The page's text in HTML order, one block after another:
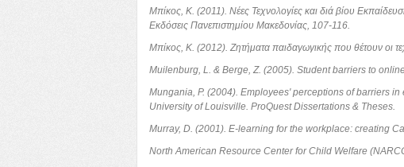
Μπίκος, Κ. (2011). Νέες Τεχνολογίες και διά βίου
Εκδόσεις Πανεπιστημίου Μακεδονίας, 107-116.
Μπίκος, Κ. (2012). Ζητήματα παιδαγωγικής που θέτουν οι
Muilenburg, L. & Berge, Z. (2005). Student barriers to
Mungania, P. (2004). Employees' perceptions of barriers
University of Louisville. ProQuest Dissertations & Theses.
Murray, D. (2001). E-learning for the workplace: creating
North American Resource Center for Child Welfare